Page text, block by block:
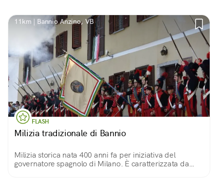
11km | Bannio Anzino, VB
FLASH
Milizia tradizionale di Bannio
Milizia storica nata 400 anni fa per iniziativa del
governatore spagnolo di Milano. È caratterizzata da